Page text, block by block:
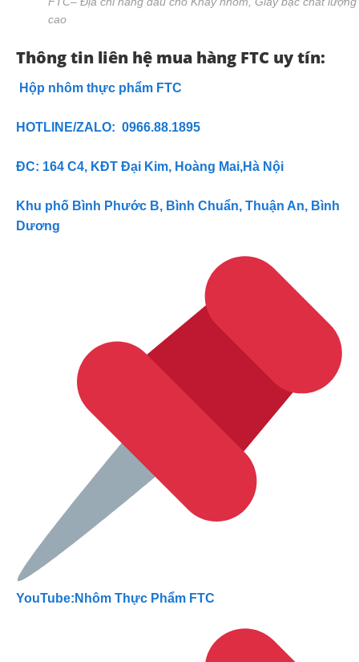
cao
Thông tin liên hệ mua hàng FTC uy tín:
Hộp nhôm thực phẩm FTC
HOTLINE/ZALO: 0966.88.1895
ĐC: 164 C4, KĐT Đại Kim, Hoàng Mai,Hà Nội
Khu phố Bình Phước B, Bình Chuẩn, Thuận An, Bình
Dương
YouTube:Nhôm Thực Phẩm FTC